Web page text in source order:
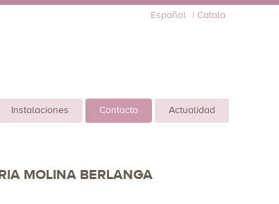
Español Català
Instalaciones Contacto Actualidad
MOLINA BERLANGA